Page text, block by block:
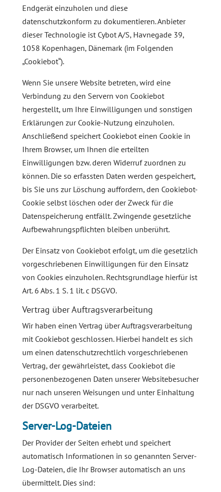
Endgerät einzuholen und diese
datenschutzkonform zu dokumentieren. Anbieter
dieser Technologie ist Cybot A/S, Havnegade 39,
1058 Kopenhagen, Dänemark (im Folgenden
„Cookiebot“).
Wenn Sie unsere Website betreten, wird eine
Verbindung zu den Servern von Cookiebot
hergestellt, um Ihre Einwilligungen und sonstigen
Erklärungen zur Cookie-Nutzung einzuholen.
Anschließend speichert Cookiebot einen Cookie in
Ihrem Browser, um Ihnen die erteilten
Einwilligungen bzw. deren Widerruf zuordnen zu
können. Die so erfassten Daten werden gespeichert,
bis Sie uns zur Löschung auffordern, den Cookiebot-
Cookie selbst löschen oder der Zweck für die
Datenspeicherung entfällt. Zwingende gesetzliche
Aufbewahrungspflichten bleiben unberührt.
Der Einsatz von Cookiebot erfolgt, um die gesetzlich
vorgeschriebenen Einwilligungen für den Einsatz
von Cookies einzuholen. Rechtsgrundlage hierfür ist
Art. 6 Abs. 1 S. 1 lit. c DSGVO.
Vertrag über Auftragsverarbeitung
Wir haben einen Vertrag über Auftragsverarbeitung
mit Cookiebot geschlossen. Hierbei handelt es sich
um einen datenschutzrechtlich vorgeschriebenen
Vertrag, der gewährleistet, dass Cookiebot die
personenbezogenen Daten unserer Websitebesucher
nur nach unseren Weisungen und unter Einhaltung
der DSGVO verarbeitet.
Server-Log-Dateien
Der Provider der Seiten erhebt und speichert
automatisch Informationen in so genannten Server-
Log-Dateien, die Ihr Browser automatisch an uns
übermittelt. Dies sind: